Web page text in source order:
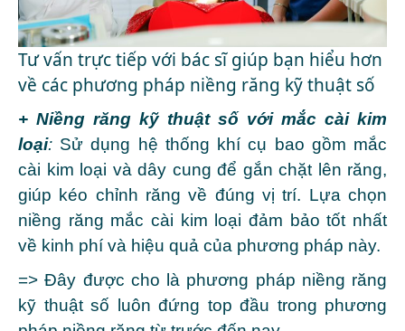
Tư vấn trực tiếp với bác sĩ giúp bạn hiểu hơn
về các phương pháp niềng răng kỹ thuật số
+ Niềng răng kỹ thuật số với mắc cài kim
loại: Sử dụng hệ thống khí cụ bao gồm mắc
cài kim loại và dây cung để gắn chặt lên răng,
giúp kéo chỉnh răng về đúng vị trí. Lựa chọn
niềng răng mắc cài kim loại đảm bảo tốt nhất
về kinh phí và hiệu quả của phương pháp này.
=> Đây được cho là phương pháp niềng răng
kỹ thuật số luôn đứng top đầu trong phương